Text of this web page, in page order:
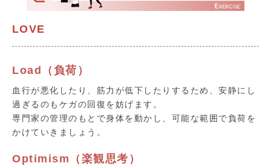
LOVE
Load（負荷）
血行が悪化したり、筋力が低下したりするため、安静にし
過ぎるのもケガの回復を妨げます。
専門家の管理のもとで身体を動かし、可能な範囲で負荷を
かけていきましょう。
Optimism（楽観思考）